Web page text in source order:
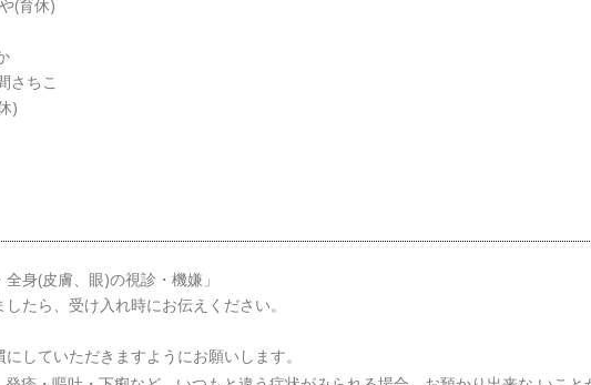
(育休)
さちこ
)
身(皮膚、眼)の視診・機嫌」
たら、受け入れ時にお伝えください。
していただきますようにお願いします。